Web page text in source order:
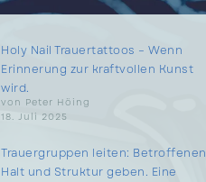
Holy Nail Trauertattoos – Wenn
Erinnerung zur kraftvollen Kunst
wird.
von Peter Höing
18. Juli 2025
Trauergruppen leiten: Betroffenen
Halt und Struktur geben. Eine